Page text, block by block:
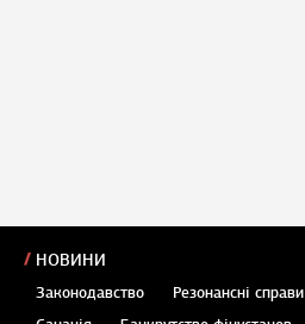
НОВИНИ
Законодавство Резонансні справи